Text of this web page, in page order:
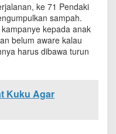
ke 71 Pendaki
sampah.
kepada anak
belum aware kalau
harus dibawa turun
Kuku Agar